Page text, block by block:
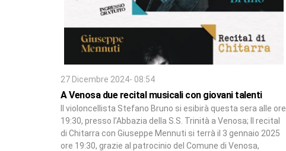
27 Dicembre 2024- 08:54
A Venosa due recital musicali con giovani talenti
Il violoncellista Stefano Bruno si esibirà questa sera alle ore
19:30, presso l’Abbazia della S.S. Trinità a Venosa; Il recital
di Chitarra con Giuseppe Mennuti si terrà il 3 gennaio 2025
ore 19:30, grazie al patrocinio del Comune di Venosa,